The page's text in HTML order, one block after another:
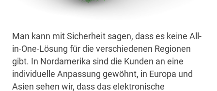
Man kann mit Sicherheit sagen, dass es keine All-
in-One-Lösung für die verschiedenen Regionen
gibt. In Nordamerika sind die Kunden an eine
individuelle Anpassung gewöhnt, in Europa und
Asien sehen wir, dass das elektronische